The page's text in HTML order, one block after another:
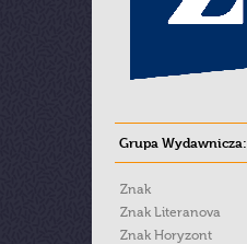
Grupa Wydawnicza:
Znak
Znak Literanova
Znak Horyzont